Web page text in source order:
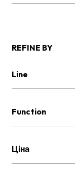
REFINE BY
Line
Function
Ціна